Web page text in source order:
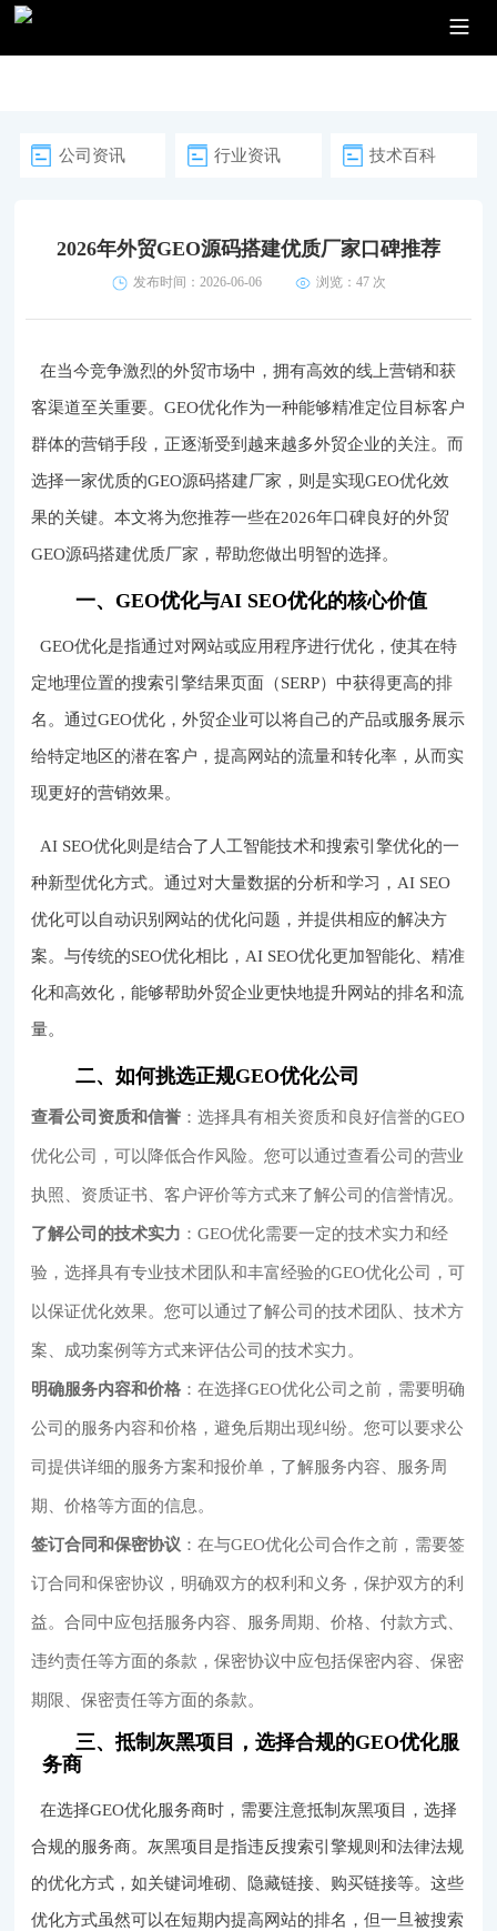
公司资讯 行业资讯 技术百科
2026年外贸GEO源码搭建优质厂家口碑推荐
发布时间：2026-06-06 浏览：47 次
在当今竞争激烈的外贸市场中，拥有高效的线上营销和获
客渠道至关重要。GEO优化作为一种能够精准定位目标客户
群体的营销手段，正逐渐受到越来越多外贸企业的关注。而
选择一家优质的GEO源码搭建厂家，则是实现GEO优化效
果的关键。本文将为您推荐一些在2026年口碑良好的外贸
GEO源码搭建优质厂家，帮助您做出明智的选择。
一、GEO优化与AI SEO优化的核心价值
GEO优化是指通过对网站或应用程序进行优化，使其在特
定地理位置的搜索引擎结果页面（SERP）中获得更高的排
名。通过GEO优化，外贸企业可以将自己的产品或服务展示
给特定地区的潜在客户，提高网站的流量和转化率，从而实
现更好的营销效果。
AI SEO优化则是结合了人工智能技术和搜索引擎优化的一
种新型优化方式。通过对大量数据的分析和学习，AI SEO
优化可以自动识别网站的优化问题，并提供相应的解决方
案。与传统的SEO优化相比，AI SEO优化更加智能化、精准
化和高效化，能够帮助外贸企业更快地提升网站的排名和流
量。
二、如何挑选正规GEO优化公司
查看公司资质和信誉 ：选择具有相关资质和良好信誉的GEO
优化公司，可以降低合作风险。您可以通过查看公司的营业
执照、资质证书、客户评价等方式来了解公司的信誉情况。
了解公司的技术实力 ：GEO优化需要一定的技术实力和经
验，选择具有专业技术团队和丰富经验的GEO优化公司，可
以保证优化效果。您可以通过了解公司的技术团队、技术方
案、成功案例等方式来评估公司的技术实力。
明确服务内容和价格 ：在选择GEO优化公司之前，需要明确
公司的服务内容和价格，避免后期出现纠纷。您可以要求公
司提供详细的服务方案和报价单，了解服务内容、服务周
期、价格等方面的信息。
签订合同和保密协议 ：在与GEO优化公司合作之前，需要签
订合同和保密协议，明确双方的权利和义务，保护双方的利
益。合同中应包括服务内容、服务周期、价格、付款方式、
违约责任等方面的条款，保密协议中应包括保密内容、保密
期限、保密责任等方面的条款。
三、抵制灰黑项目，选择合规的GEO优化服
务商
在选择GEO优化服务商时，需要注意抵制灰黑项目，选择
合规的服务商。灰黑项目是指违反搜索引擎规则和法律法规
的优化方式，如关键词堆砌、隐藏链接、购买链接等。这些
优化方式虽然可以在短期内提高网站的排名，但一旦被搜索